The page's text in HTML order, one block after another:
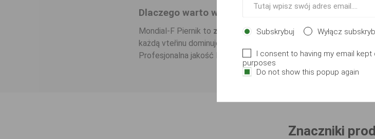
Dlaczego warto wybrać ten produkt?
Mondial-F Piernik to zwycięzca w kategorii korzennych zanęt.
każdą vteřinu dominuje na dnie, ten model jest najlepszy. Mocna
Profesjonalna jakość Mondial-F zapewniająca bleskiczny sukces.
Znaczniki
Subskrybuj Wyłącz
I consent to having my email
purposes
Do not show this popup again